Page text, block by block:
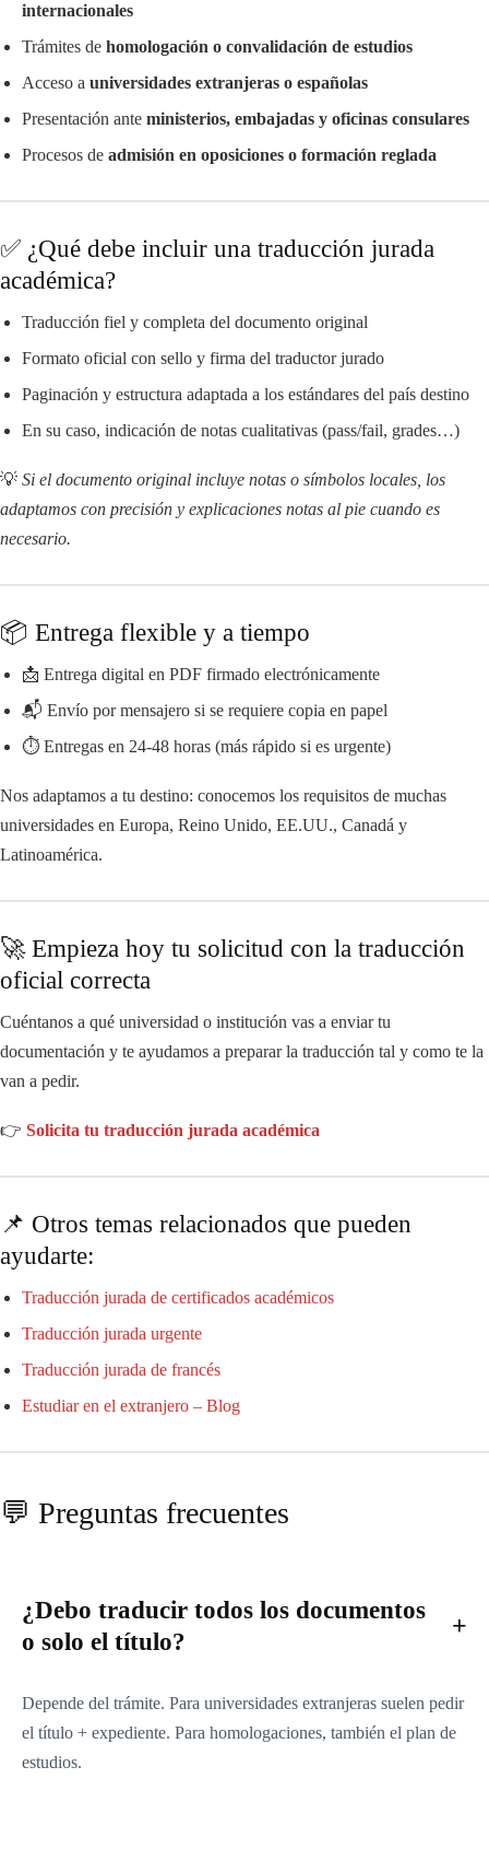
internacionales
Trámites de homologación o convalidación de estudios
Acceso a universidades extranjeras o españolas
Presentación ante ministerios, embajadas y oficinas consulares
Procesos de admisión en oposiciones o formación reglada
✅ ¿Qué debe incluir una traducción jurada
académica?
Traducción fiel y completa del documento original
Formato oficial con sello y firma del traductor jurado
Paginación y estructura adaptada a los estándares del país destino
En su caso, indicación de notas cualitativas (pass/fail, grades…)
💡 Si el documento original incluye notas o símbolos locales, los
adaptamos con precisión y explicaciones notas al pie cuando es
necesario.
📦 Entrega flexible y a tiempo
📩 Entrega digital en PDF firmado electrónicamente
📬 Envío por mensajero si se requiere copia en papel
⏱️ Entregas en 24-48 horas (más rápido si es urgente)
Nos adaptamos a tu destino: conocemos los requisitos de muchas
universidades en Europa, Reino Unido, EE.UU., Canadá y
Latinoamérica.
🚀 Empieza hoy tu solicitud con la traducción
oficial correcta
Cuéntanos a qué universidad o institución vas a enviar tu
documentación y te ayudamos a preparar la traducción tal y como te la
van a pedir.
👉 Solicita tu traducción jurada académica
📌 Otros temas relacionados que pueden
ayudarte:
Traducción jurada de certificados académicos
Traducción jurada urgente
Traducción jurada de francés
Estudiar en el extranjero – Blog
💬 Preguntas frecuentes
¿Debo traducir todos los documentos
o solo el título?
Depende del trámite. Para universidades extranjeras suelen pedir
el título + expediente. Para homologaciones, también el plan de
estudios.